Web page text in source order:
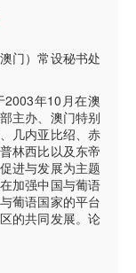
门）常设秘书处
年10月在澳
主办、澳门特别
几内亚比绍、赤
林西比以及东帝
进与发展为主题
加强中国与葡语
葡语国家的平台
的共同发展。论